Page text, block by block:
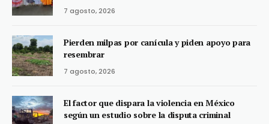
7 agosto, 2026
Pierden milpas por canícula y piden apoyo para
resembrar
7 agosto, 2026
El factor que dispara la violencia en México
según un estudio sobre la disputa criminal